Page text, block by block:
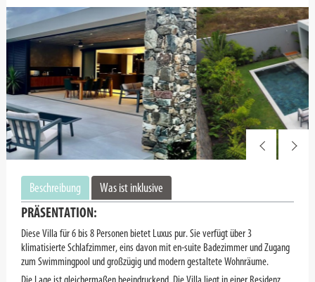
Beschreibung Was ist inklusive
PRÄSENTATION:
Diese Villa für 6 bis 8 Personen bietet Luxus pur. Sie verfügt über 3
klimatisierte Schlafzimmer, eins davon mit en-suite Badezimmer und Zugang
zum Swimmingpool und großzügig und modern gestaltete Wohnräume.